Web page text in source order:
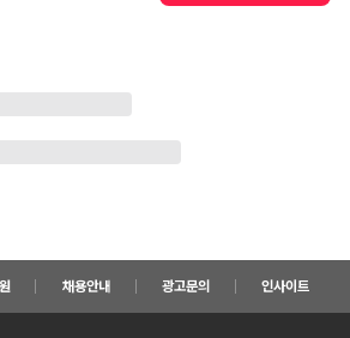
채용안내 광고문의 인사이트